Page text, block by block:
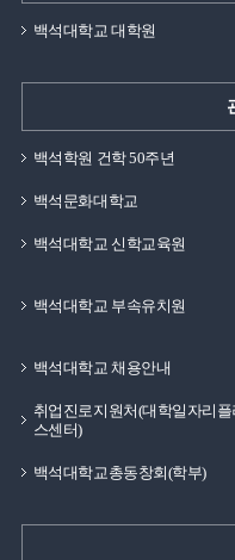
백석대학교 대학원
백석학원 건학 50주년
백석문화대학교
백석대학교 신학교육원
백석대학교 부속유치원
백석대학교 채용안내
취업진로지원처(대학일자리플
스센터)
백석대학교총동창회(학부)